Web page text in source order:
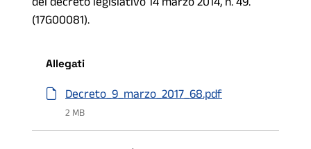
(17G00081).
Allegati
Decreto_9_marzo_2017_68.pdf
2 MB